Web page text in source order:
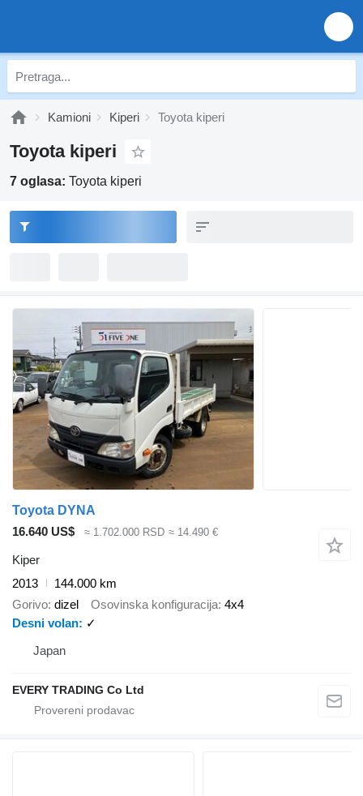
Kamioni Kiperi Toyota kiperi
Toyota kiperi
7 oglasa: Toyota kiperi
Toyota DYNA
16.640 US$
≈ 1.702.000 RSD ≈ 14.490 €
Kiper
2013
144.000 km
Gorivo dizel Osovinska konfiguracija 4x4
Desni volan
✓
Japan
EVERY TRADING Co Ltd